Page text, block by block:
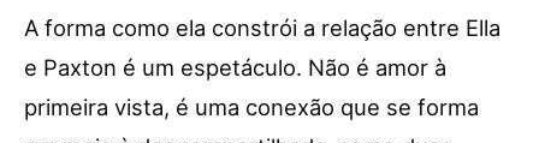
A forma como ela constrói a relação entre Ella
e Paxton é um espetáculo. Não é amor à
primeira vista, é uma conexão que se forma